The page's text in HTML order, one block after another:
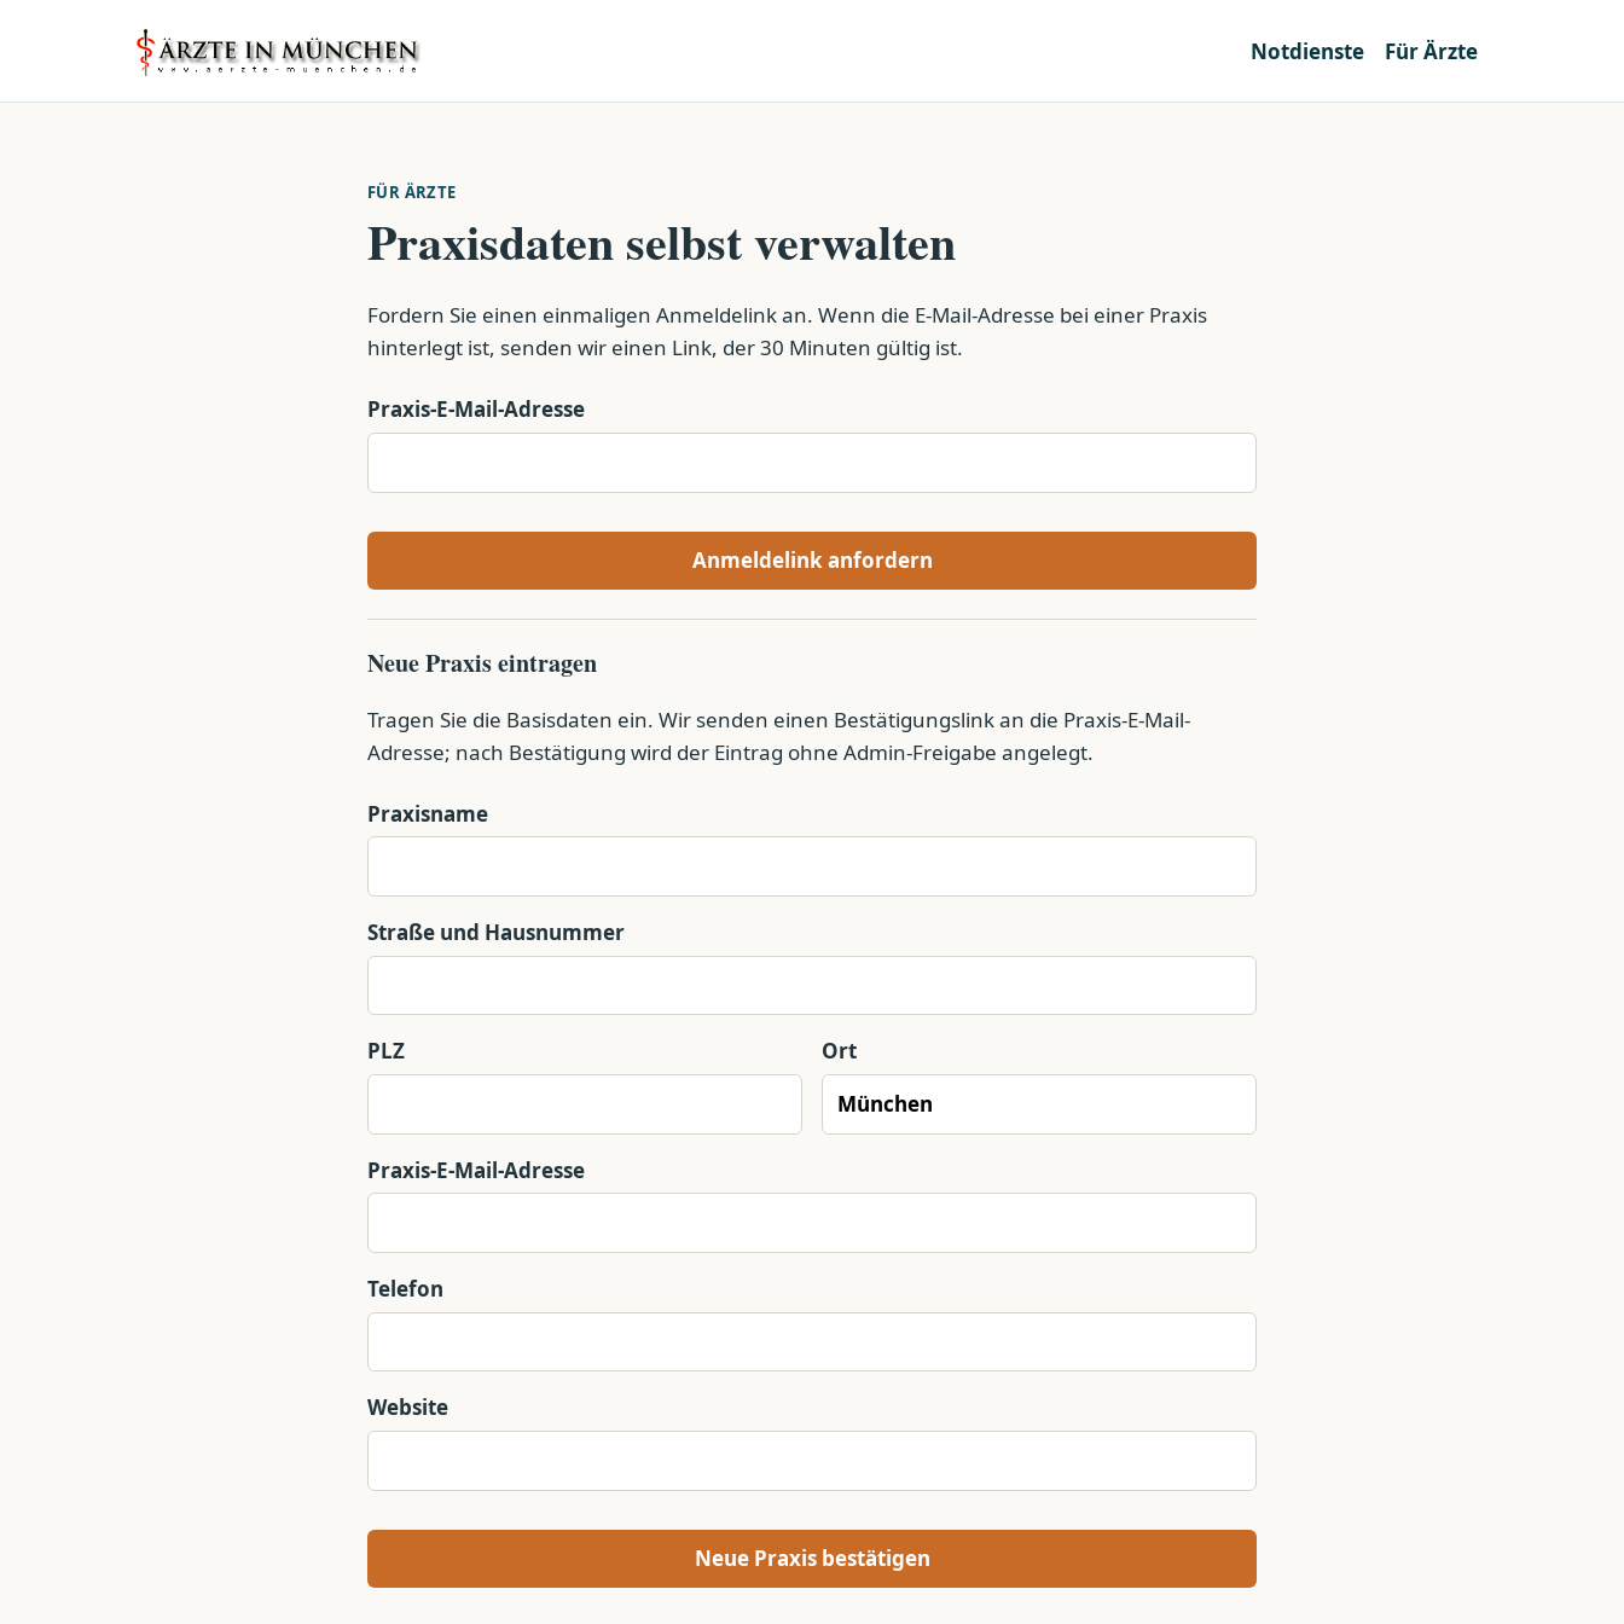
Notdienste Für Ärzte
FÜR ÄRZTE
Praxisdaten selbst verwalten
Fordern Sie einen einmaligen Anmeldelink an. Wenn die E-Mail-Adresse bei einer Praxis
hinterlegt ist, senden wir einen Link, der 30 Minuten gültig ist.
Praxis-E-Mail-Adresse
Anmeldelink anfordern
Neue Praxis eintragen
Tragen Sie die Basisdaten ein. Wir senden einen Bestätigungslink an die Praxis-E-Mail-
Adresse; nach Bestätigung wird der Eintrag ohne Admin-Freigabe angelegt.
Praxisname
Straße und Hausnummer
PLZ Ort
Praxis-E-Mail-Adresse
Telefon
Website
Neue Praxis bestätigen